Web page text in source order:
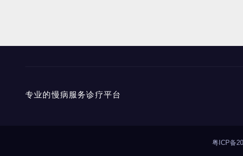
专业的慢病服务诊疗平台
粤ICP备